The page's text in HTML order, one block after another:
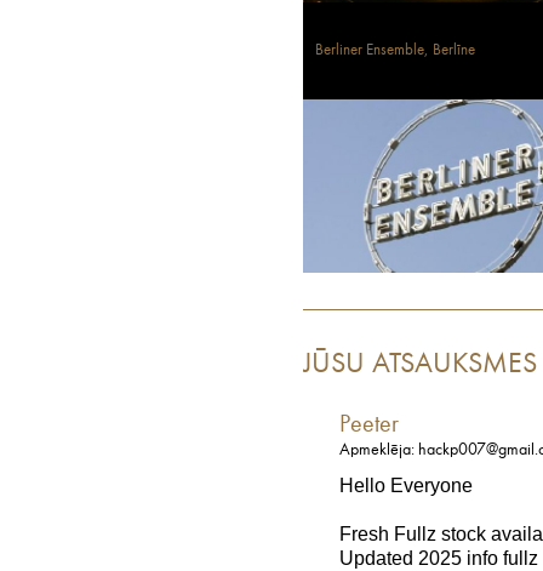
Berliner Ensemble, Berlīne
JŪSU ATSAUKSMES
Peeter
Apmeklēja:
Hello Everyone
Fresh Fullz stock
Updated 2025 info fullz